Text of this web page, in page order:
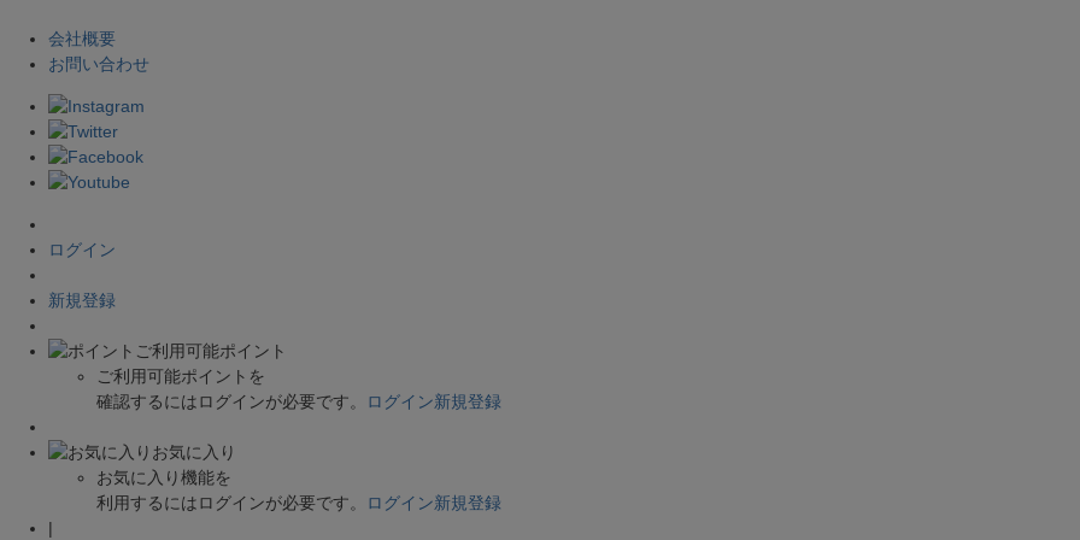
会社概要
お問い合わせ
ログイン
新規登録
ご利用可能ポイント
ご利用可能ポイントを
確認するにはログインが必要です。
ログイン新規登録
お気に入り
お気に入り機能を
利用するにはログインが必要です。
ログイン新規登録
|